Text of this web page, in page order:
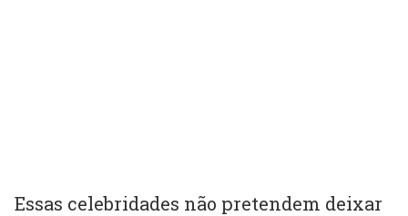
Essas celebridades não pretendem deixar